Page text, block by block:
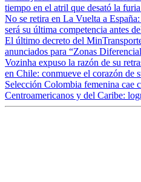
tiempo en el atril que desató la
No se retira en La Vuelta a
será su última competencia antes
El último decreto del
anunciados para “Zonas
Vozinha expuso la razón de su
en Chile: conmueve el corazón de
Selección Colombia femenina cae
Centroamericanos y del Caribe: